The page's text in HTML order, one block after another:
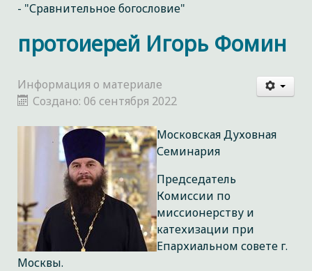
- "Сравнительное богословие"
протоиерей Игорь Фомин
Информация о материале
Создано: 06 сентября 2022
Московская Духовная
Семинария
Председатель
Комиссии по
миссионерству и
катехизации при
Епархиальном совете г.
Москвы.